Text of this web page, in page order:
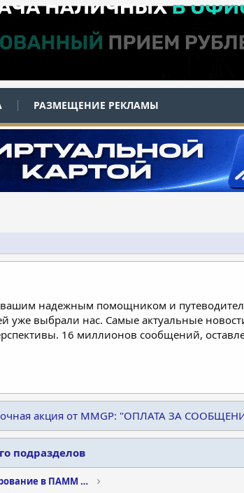
РАЗМЕЩЕНИЕ РЕКЛАМЫ
вашим надежным помощником и
выбрали нас. Самые актуальные
16 миллионов сообщений,
акция от MMGP: "ОПЛАТА ЗА
подразделов
Архив раздела: Инвестирование в ПАММ счета